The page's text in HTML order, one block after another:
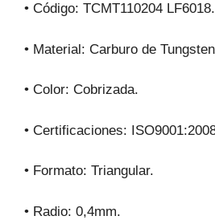
• Código: TCMT110204 LF6018.
• Material: Carburo de
• Color: Cobrizada.
• Certificaciones:
• Formato: Triangular.
• Radio: 0,4mm.